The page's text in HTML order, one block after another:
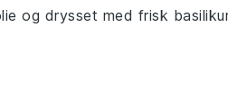
og drysset med frisk